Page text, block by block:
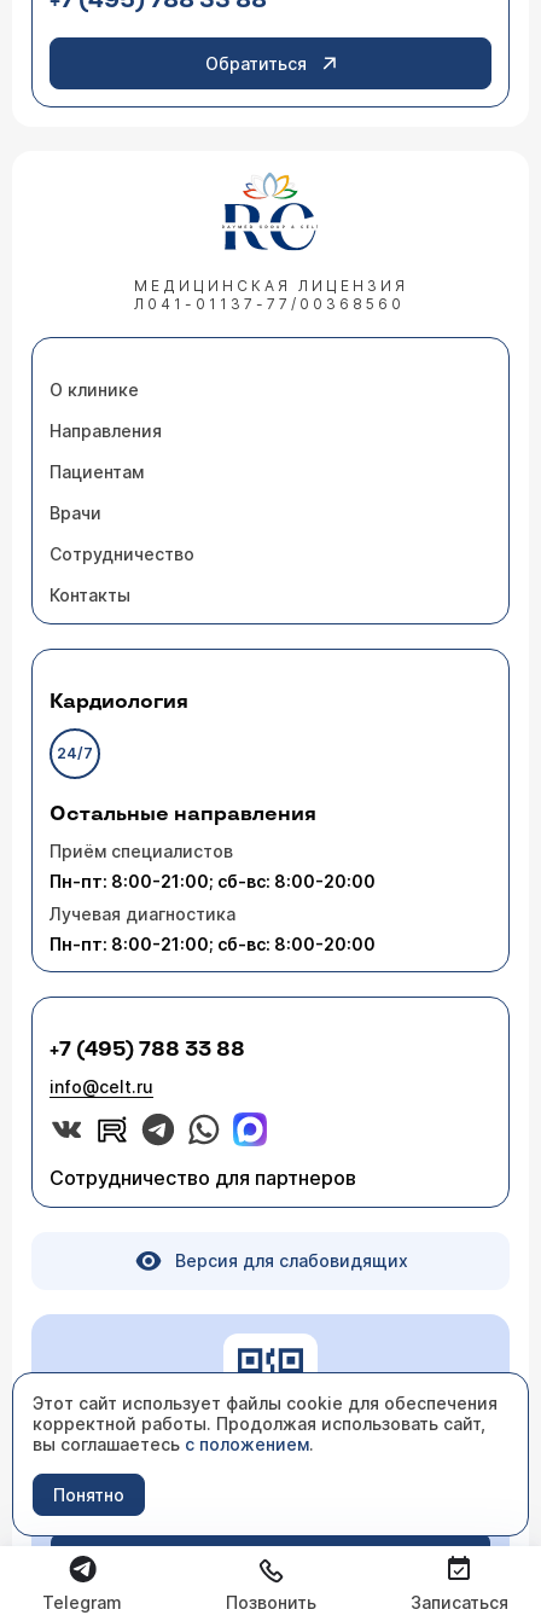
Обратиться
МЕДИЦИНСКАЯ ЛИЦЕНЗИЯ
Л041-01137-77/00368560
О клинике
Направления
Пациентам
Врачи
Сотрудничество
Контакты
Кардиология
24/7
Остальные направления
Приём специалистов
Пн-пт: 8:00-21:00; сб-вс: 8:00-20:00
Лучевая диагностика
Пн-пт: 8:00-21:00; сб-вс: 8:00-20:00
+7 (495) 788 33 88
info@celt.ru
Сотрудничество для партнеров
Версия для слабовидящих
Независимая оценка качества
Перейти
Этот сайт использует файлы cookie для обеспечения
корректной работы. Продолжая использовать сайт,
вы соглашаетесь с положением.
Понятно
Telegram Позвонить Записаться